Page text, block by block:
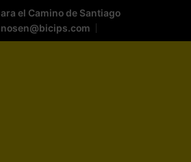
el Camino de Santiago